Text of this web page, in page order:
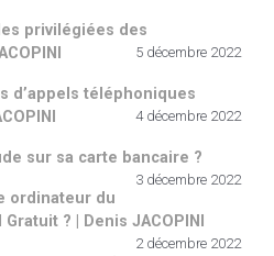
privilégiées des
5 décembre 2022
d’appels téléphoniques
4 décembre 2022
sur sa carte bancaire ?
3 décembre 2022
ordinateur du
? | Denis JACOPINI
2 décembre 2022